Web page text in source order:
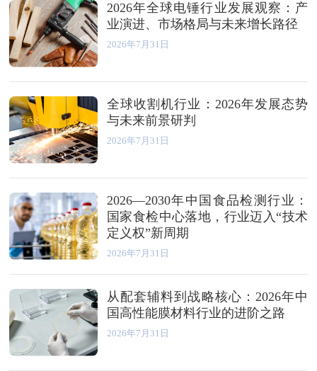
2026年全球电锤行业发展观察：产
业演进、市场格局与未来增长路径
2026年7月31日
全球收割机行业：2026年发展态势
与未来前景研判
2026年7月31日
2026—2030年中国食品检测行业：
国家食检中心落地，行业迈入“技术
定义权”新周期
2026年7月31日
从配套辅料到战略核心：2026年中
国高性能膜材料行业的进阶之路
2026年7月31日